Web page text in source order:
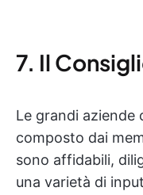
7. Il
Le grandi aziende
composto dai
sono affidabili,
una varietà di